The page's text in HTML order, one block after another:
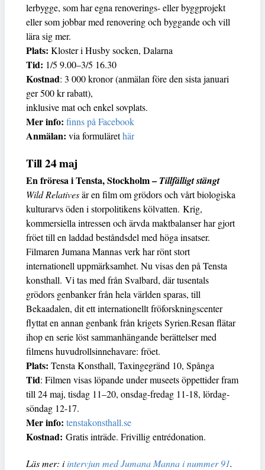
lerbygge, som har egna renoverings- eller byggprojekt
eller som jobbar med renovering och byggande och vill
lära sig mer.
Plats: Kloster i Husby socken, Dalarna
Tid: 1/5 9.00–3/5 16.30
Kostnad: 3 000 kronor (anmälan före den sista januari
ger 500 kr rabatt),
inklusive mat och enkel sovplats.
Mer info: finns på Facebook
Anmälan: via formulärethär
Till 24 maj
En fröresa i Tensta, Stockholm – Tillfälligt stängt
Wild Relativesär en film om grödors och vårt biologiska
kulturarvs öden i storpolitikens kölvatten. Krig,
kommersiella intressen och ärvda maktbalanser har gjort
fröet till en laddad beståndsdel med höga insatser.
Filmaren Jumana Mannas verk har rönt stort
internationell uppmärksamhet. Nu visas den på Tensta
konsthall. Vi tas med från Svalbard, där tusentals
grödors genbanker från hela världen sparas, till
Bekaadalen, dit ett internationellt fröforskningscenter
flyttat en annan genbank från krigets Syrien.Resan flätar
ihop en serie löst sammanhängande berättelser med
filmens huvudrollsinnehavare: fröet.
Plats: Tensta Konsthall, Taxingegränd 10, Spånga
Tid: Filmen visas löpande under museets öppettider fram
till 24 maj, tisdag 11–20, onsdag-fredag 11-18, lördag-
söndag 12-17.
Mer info: tenstakonsthall.se
Kostnad: Gratis inträde. Frivillig entrédonation.
Läs mer: iintervjun med Jumana Manna i nummer 91.